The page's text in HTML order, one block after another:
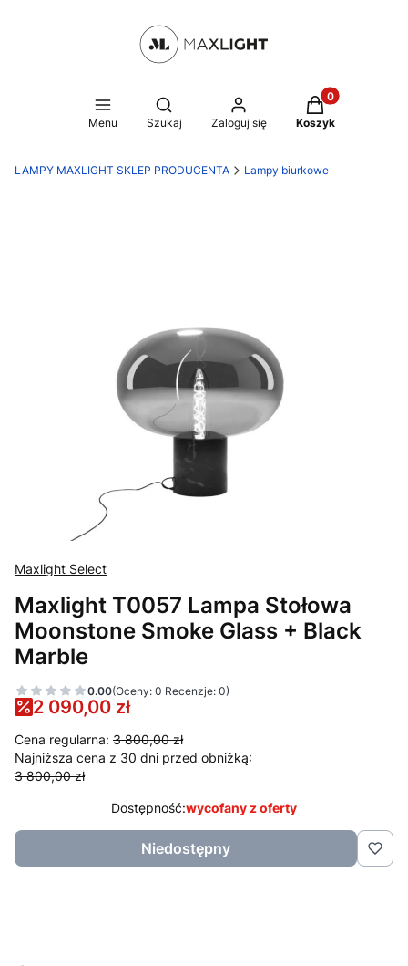
Menu
Otwórz wyszukiwarkę
Szukaj Zaloguj się
Produkty w
Koszyk
LAMPY MAXLIGHT SKLEP PRODUCENTA Lampy biurkowe
Maxlight Select
Maxlight T0057 Lampa Stołowa
Moonstone Smoke Glass + Black
Marble
0.00(Oceny: 0 Recenzje: 0)
2 090,00 zł
Cena regularna: 3 800,00 zł
Najniższa cena z 30 dni przed obniżką:
3 800,00 zł
Dostępność:wycofany z oferty
Niedostępny